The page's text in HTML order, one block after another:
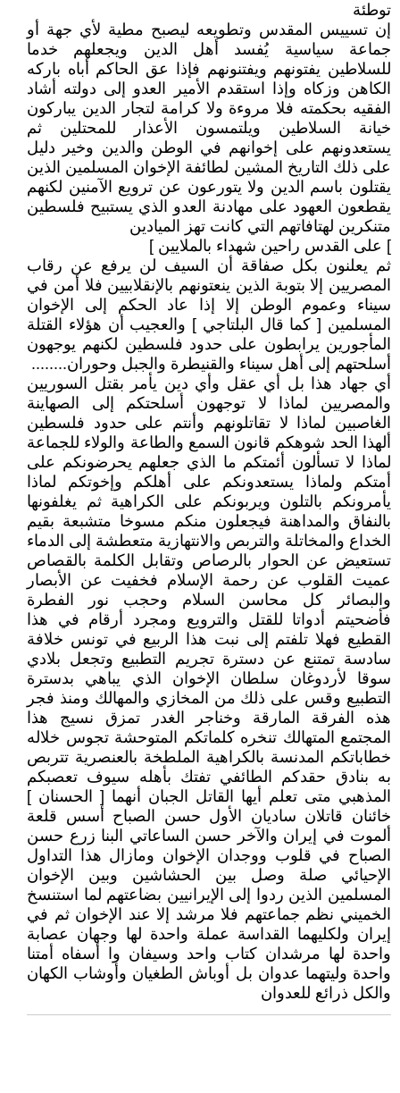
توطئة
إن تسييس المقدس وتطويعه ليصبح مطية لأي جهة أو
جماعة سياسية يُفسد أهل الدين ويجعلهم خدما
للسلاطين يفتونهم ويفتنونهم فإذا عق الحاكم أباه باركه
الكاهن وزكاه وإذا استقدم الأمير العدو إلى دولته أشاد
الفقيه بحكمته فلا مروءة ولا كرامة لتجار الدين يباركون
خيانة السلاطين ويلتمسون الأعذار للمحتلين ثم
يستعدونهم على إخوانهم في الوطن والدين وخير دليل
على ذلك التاريخ المشين لطائفة الإخوان المسلمين الذين
يقتلون باسم الدين ولا يتورعون عن ترويع الآمنين لكنهم
يقطعون العهود على مهادنة العدو الذي يستبيح فلسطين
متنكرين لهتافاتهم التي كانت تهز الميادين
] على القدس راحين شهداء بالملايين ]
ثم يعلنون بكل صفاقة أن السيف لن يرفع عن رقاب
المصريين إلا بتوبة الذين ينعتونهم بالإنقلابيين فلا أمن في
سيناء وعموم الوطن إلا إذا عاد الحكم إلى الإخوان
المسلمين [ كما قال البلتاجي ] والعجيب أن هؤلاء القتلة
المأجورين يرابطون على حدود فلسطين لكنهم يوجهون
أسلحتهم إلى أهل سيناء والقنيطرة والجبل وحوران........
أي جهاد هذا بل أي عقل وأي دين يأمر بقتل السوريين
والمصريين لماذا لا توجهون أسلحتكم إلى الصهاينة
الغاصبين لماذا لا تقاتلونهم وأنتم على حدود فلسطين
ألهذا الحد شوهكم قانون السمع والطاعة والولاء للجماعة
لماذا لا تسألون أئمتكم ما الذي جعلهم يحرضونكم على
أمتكم ولماذا يستعدونكم على أهلكم وإخوتكم لماذا
يأمرونكم بالتلون ويربونكم على الكراهية ثم يغلفونها
بالنفاق والمداهنة فيجعلون منكم مسوخا متشبعة بقيم
الخداع والمخاتلة والتربص والانتهازية متعطشة إلى الدماء
تستعيض عن الحوار بالرصاص وتقابل الكلمة بالقصاص
عميت القلوب عن رحمة الإسلام فخفيت عن الأبصار
والبصائر كل محاسن السلام وحجب نور الفطرة
فأضحيتم أدواتا للقتل والترويع ومجرد أرقام في هذا
القطيع فهلا تلفتم إلى نبت هذا الربيع في تونس خلافة
سادسة تمتنع عن دسترة تجريم التطبيع وتجعل بلادي
سوقا لأردوغان سلطان الإخوان الذي يباهي بدسترة
التطبيع وقس على ذلك من المخازي والمهالك ومنذ فجر
هذه الفرقة المارقة وخناجر الغدر تمزق نسيج هذا
المجتمع المتهالك تنخره كلماتكم المتوحشة تجوس خلاله
خطاباتكم المدنسة بالكراهية الملطخة بالعنصرية تتربص
به بنادق حقدكم الطائفي تفتك بأهله سيوف تعصبكم
المذهبي متى تعلم أيها القاتل الجبان أنهما [ الحسنان ]
خائنان قاتلان ساديان الأول حسن الصباح أسس قلعة
ألموت في إيران والآخر حسن الساعاتي البنا زرع حسن
الصباح في قلوب ووجدان الإخوان ومازال هذا التداول
الإحيائي صلة وصل بين الحشاشين وبين الإخوان
المسلمين الذين ردوا إلى الإيرانيين بضاعتهم لما استنسخ
الخميني نظم جماعتهم فلا مرشد إلا عند الإخوان ثم في
إيران ولكليهما القداسة عملة واحدة لها وجهان عصابة
واحدة لها مرشدان كتاب واحد وسيفان وا أسفاه أمتنا
واحدة وليتهما عدوان بل أوباش الطغيان وأوشاب الكهان
والكل ذرائع للعدوان